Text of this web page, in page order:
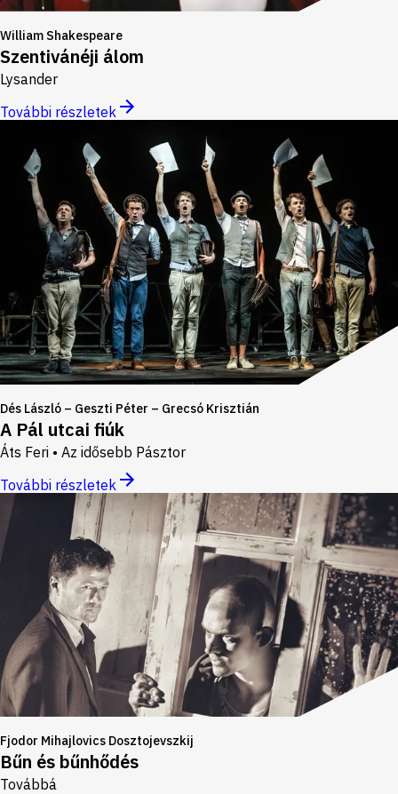
William Shakespeare
Szentivánéji álom
Lysander
További részletek
Dés László – Geszti Péter – Grecsó Krisztián
A Pál utcai fiúk
Áts Feri • Az idősebb Pásztor
További részletek
Fjodor Mihajlovics Dosztojevszkij
Bűn és bűnhődés
Továbbá